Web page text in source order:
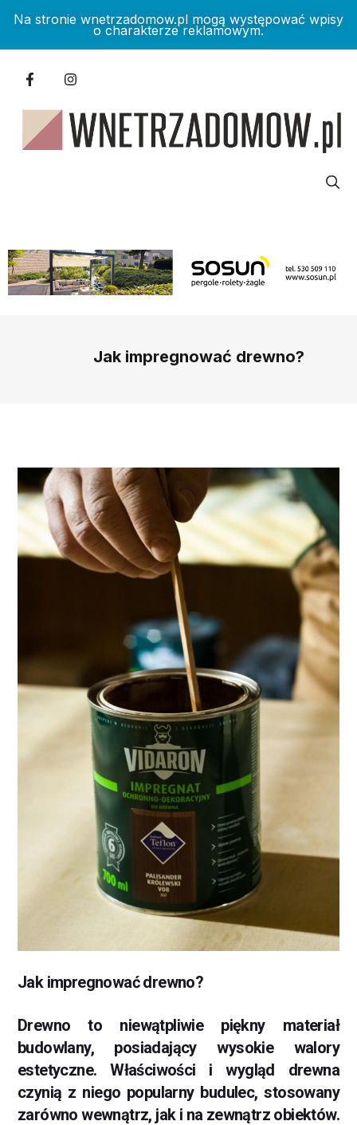
Na stronie wnetrzadomow.pl mogą występować wpisy
o charakterze reklamowym.
Jak impregnować drewno?
Jak impregnować drewno?
Drewno to niewątpliwie piękny materiał
budowlany, posiadający wysokie walory
estetyczne. Właściwości i wygląd drewna
czynią z niego popularny budulec, stosowany
zarówno wewnątrz, jak i na zewnątrz obiektów.